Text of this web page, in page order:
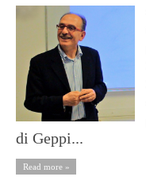
di Geppi...
Read more »